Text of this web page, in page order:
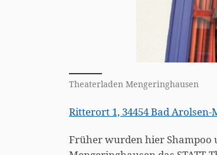
Theaterladen Mengeringhausen
Ritterort 1, 34454 Bad
Früher wurden hier Shampoo